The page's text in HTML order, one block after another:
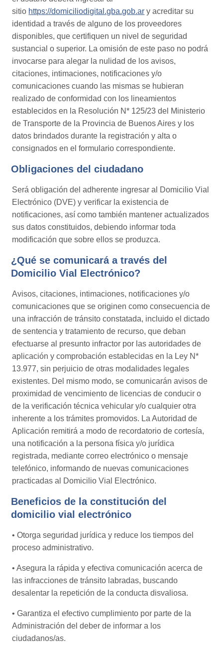
sitio https://domiciliodigital.gba.gob.ar y acreditar su
identidad a través de alguno de los proveedores
disponibles, que certifiquen un nivel de seguridad
sustancial o superior. La omisión de este paso no podrá
invocarse para alegar la nulidad de los avisos,
citaciones, intimaciones, notificaciones y/o
comunicaciones cuando las mismas se hubieran
realizado de conformidad con los lineamientos
establecidos en la Resolución N* 125/23 del Ministerio
de Transporte de la Provincia de Buenos Aires y los
datos brindados durante la registración y alta o
consignados en el formulario correspondiente.
Obligaciones del ciudadano
Será obligación del adherente ingresar al Domicilio Vial
Electrónico (DVE) y verificar la existencia de
notificaciones, así como también mantener actualizados
sus datos constituidos, debiendo informar toda
modificación que sobre ellos se produzca.
¿Qué se comunicará a través del
Domicilio Vial Electrónico?
Avisos, citaciones, intimaciones, notificaciones y/o
comunicaciones que se originen como consecuencia de
una infracción de tránsito constatada, incluido el dictado
de sentencia y tratamiento de recurso, que deban
efectuarse al presunto infractor por las autoridades de
aplicación y comprobación establecidas en la Ley N*
13.977, sin perjuicio de otras modalidades legales
existentes. Del mismo modo, se comunicarán avisos de
proximidad de vencimiento de licencias de conducir o
de la verificación técnica vehicular y/o cualquier otra
inherente a los trámites promovidos. La Autoridad de
Aplicación remitirá a modo de recordatorio de cortesía,
una notificación a la persona física y/o jurídica
registrada, mediante correo electrónico o mensaje
telefónico, informando de nuevas comunicaciones
practicadas al Domicilio Vial Electrónico.
Beneficios de la constitución del
domicilio vial electrónico
• Otorga seguridad jurídica y reduce los tiempos del
proceso administrativo.
• Asegura la rápida y efectiva comunicación acerca de
las infracciones de tránsito labradas, buscando
desalentar la repetición de la conducta disvaliosa.
• Garantiza el efectivo cumplimiento por parte de la
Administración del deber de informar a los
ciudadanos/as.